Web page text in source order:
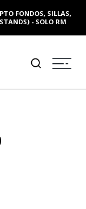
FONDOS, SILLAS,
- SOLO RM